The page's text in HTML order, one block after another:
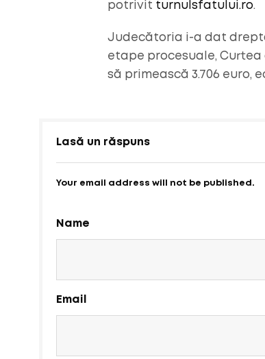
potrivit turnulsfatului.ro.
Judecătoria i-a dat
etape procesuale,
să primească 3.706 euro,
Lasă un răspuns
Your email address will not be published.
Name
Email